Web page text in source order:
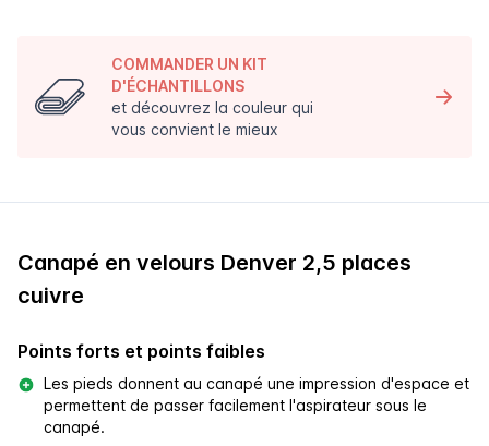
COMMANDER UN KIT
D'ÉCHANTILLONS
et découvrez la couleur qui
vous convient le mieux
Canapé en velours Denver 2,5 places
cuivre
Points forts et points faibles
Les pieds donnent au canapé une impression d'espace et
permettent de passer facilement l'aspirateur sous le
canapé.